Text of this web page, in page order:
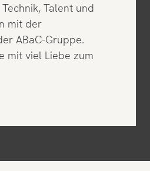
Talent und
mit der
ABaC-Gruppe.
mit viel Liebe zum